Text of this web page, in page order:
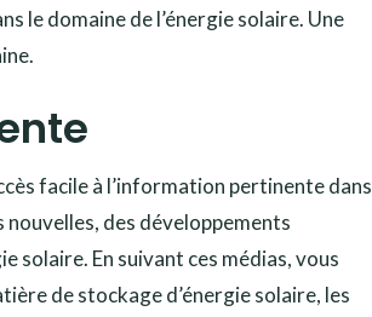
le domaine de l’énergie solaire. Une
facile à l’information pertinente dans
des développements
solaire. En suivant ces médias, vous
de stockage d’énergie solaire, les